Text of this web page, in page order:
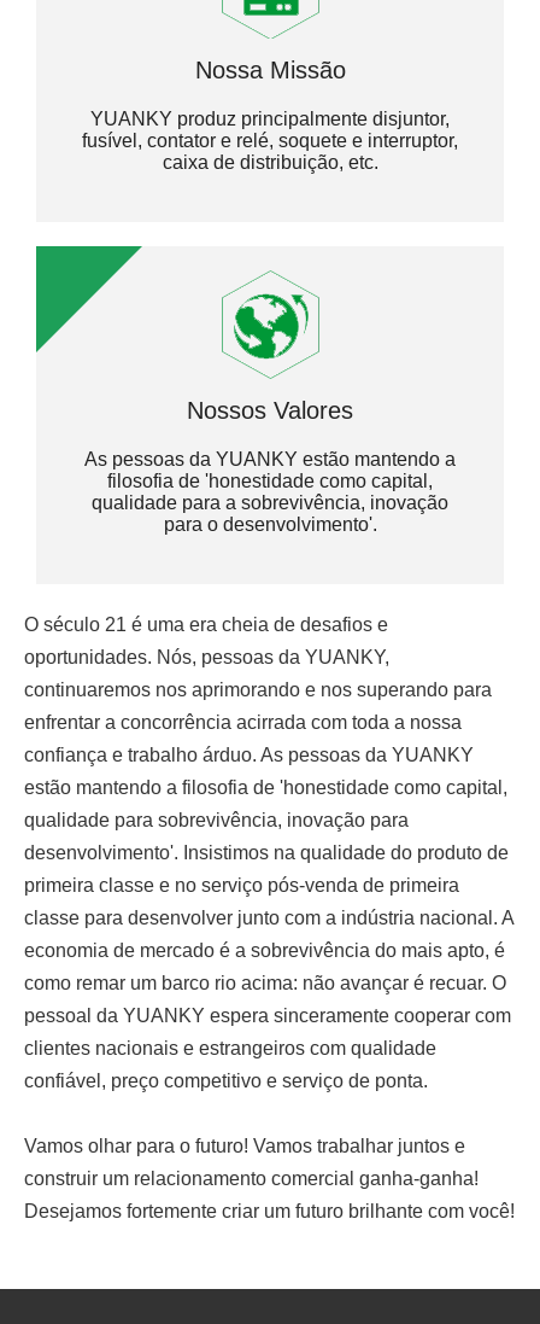
Nossa Missão​​​​​​​
YUANKY produz principalmente disjuntor,
fusível, contator e relé, soquete e interruptor,
caixa de distribuição, etc.
Nossos Valores​​​​​​​
As pessoas da YUANKY estão mantendo a
filosofia de 'honestidade como capital,
qualidade para a sobrevivência, inovação
para o desenvolvimento'.
O século 21 é uma era cheia de desafios e
oportunidades. Nós, pessoas da YUANKY,
continuaremos nos aprimorando e nos superando para
enfrentar a concorrência acirrada com toda a nossa
confiança e trabalho árduo. As pessoas da YUANKY
estão mantendo a filosofia de 'honestidade como capital,
qualidade para sobrevivência, inovação para
desenvolvimento'. Insistimos na qualidade do produto de
primeira classe e no serviço pós-venda de primeira
classe para desenvolver junto com a indústria nacional. A
economia de mercado é a sobrevivência do mais apto, é
como remar um barco rio acima: não avançar é recuar. O
pessoal da YUANKY espera sinceramente cooperar com
clientes nacionais e estrangeiros com qualidade
confiável, preço competitivo e serviço de ponta.
Vamos olhar para o futuro! Vamos trabalhar juntos e
construir um relacionamento comercial ganha-ganha!
Desejamos fortemente criar um futuro brilhante com você!